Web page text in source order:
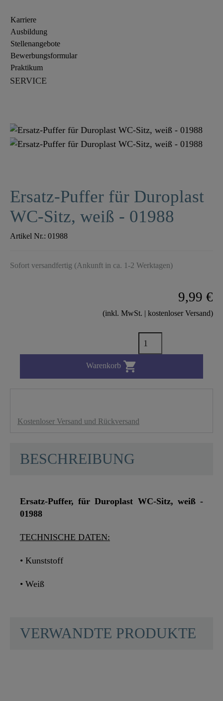
Karriere
Ausbildung
Stellenangebote
Bewerbungsformular
Praktikum
SERVICE
Ersatz-Puffer für Duroplast
WC-Sitz, weiß - 01988
Artikel Nr.: 01988
Sofort versandfertig (Ankunft in ca. 1-2 Werktagen)
9,99 €
(inkl. MwSt. | kostenloser Versand)
Warenkorb 
Kostenloser Versand und Rückversand
BESCHREIBUNG
Ersatz-Puffer, für Duroplast WC-Sitz, weiß -
01988
TECHNISCHE DATEN:
• Kunststoff
• Weiß
VERWANDTE PRODUKTE